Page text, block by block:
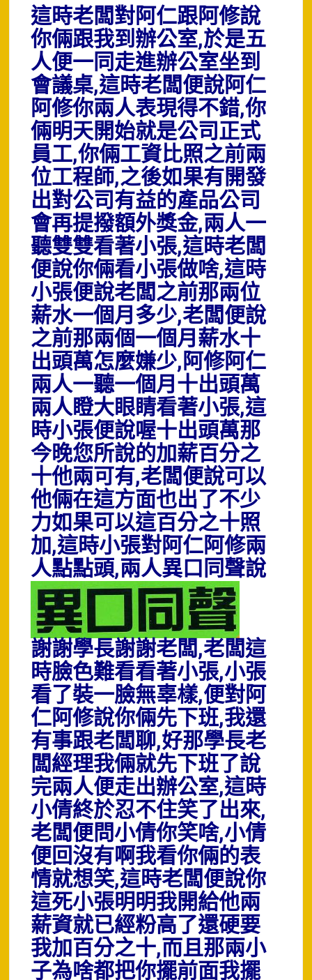
這時老闆對阿仁跟阿修說
你倆跟我到辦公室,於是五
人便一同走進辦公室坐到
會議桌,這時老闆便說阿仁
阿修你兩人表現得不錯,你
倆明天開始就是公司正式
員工,你倆工資比照之前兩
位工程師,之後如果有開發
出對公司有益的產品公司
會再提撥額外獎金,兩人一
聽雙雙看著小張,這時老闆
便說你倆看小張做啥,這時
小張便說老闆之前那兩位
薪水一個月多少,老闆便說
之前那兩個一個月薪水十
出頭萬怎麼嫌少,阿修阿仁
兩人一聽一個月十出頭萬
兩人瞪大眼睛看著小張,這
時小張便說喔十出頭萬那
今晚您所說的加薪百分之
十他兩可有,老闆便說可以
他倆在這方面也出了不少
力如果可以這百分之十照
加,這時小張對阿仁阿修兩
人點點頭,兩人異口同聲說
謝謝學長謝謝老闆,老闆這
時臉色難看看著小張,小張
看了裝一臉無辜樣,便對阿
仁阿修說你倆先下班,我還
有事跟老闆聊,好那學長老
闆經理我倆就先下班了說
完兩人便走出辦公室,這時
小倩終於忍不住笑了出來,
老闆便問小倩你笑啥,小倩
便回沒有啊我看你倆的表
情就想笑,這時老闆便說你
這死小張明明我開給他兩
薪資就已經粉高了還硬要
我加百分之十,而且那兩小
子為啥都把你擺前面我擺